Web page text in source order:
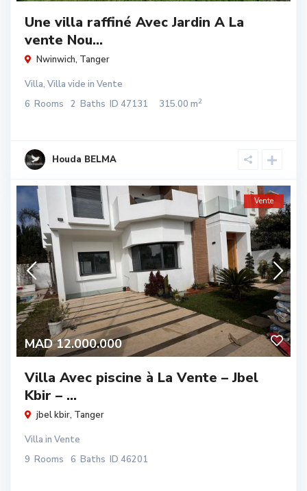
Une villa raffiné Avec Jardin A La
vente Nou...
Nwinwich, Tanger
Villa, Villa vide in Vente
6 Rooms 2 Baths ID 47131 315.00 m2
Houda BELMA
MAD 12.000.000
Vente
Villa Avec piscine à La Vente – Jbel
Kbir – ...
jbel kbir, Tanger
Villa in Vente
9 Rooms 6 Baths ID 46201